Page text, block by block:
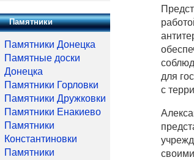
для
с
Памятники
Памятники Донецка
Памятные доски
Донецка
Памятники Горловки
Памятники Дружковки
Памятники Енакиево
Памятники
Константиновки
Памятники